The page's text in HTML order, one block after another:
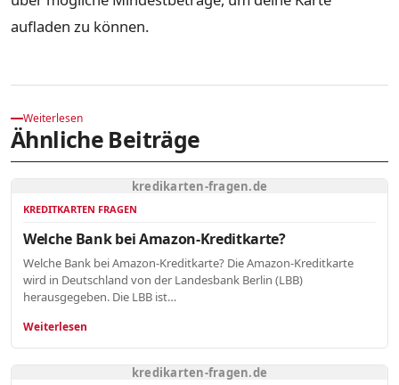
aufladen zu können.
Weiterlesen
Ähnliche Beiträge
kredikarten-fragen.de
KREDITKARTEN FRAGEN
Welche Bank bei Amazon-Kreditkarte?
Welche Bank bei Amazon-Kreditkarte? Die Amazon-Kreditkarte
wird in Deutschland von der Landesbank Berlin (LBB)
herausgegeben. Die LBB ist…
Weiterlesen
kredikarten-fragen.de